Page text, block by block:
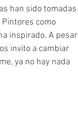
han sido tomadas
Pintores como
inspirado. A pesar
invito a cambiar
ya no hay nada